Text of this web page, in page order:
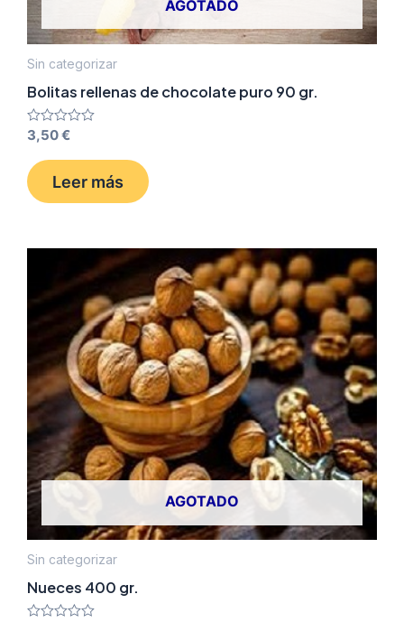
AGOTADO
Sin categorizar
Bolitas rellenas de chocolate puro 90 gr.
Valorado
con
de
5
3,50€
Leer más
AGOTADO
Sin categorizar
Nueces 400 gr.